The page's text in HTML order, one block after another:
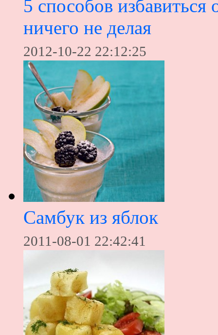
5 способов
ничего не делая
2012-10-22 22:12:25
Самбук из яблок
2011-08-01 22:42:41